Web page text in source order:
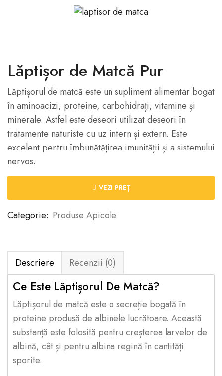
Lăptișor de Matcă Pur
Lăptișorul de matcă este un supliment alimentar bogat
în aminoacizi, proteine, carbohidrați, vitamine și
minerale. Astfel este deseori utilizat deseori în
tratamente naturiste cu uz intern și extern. Este
excelent pentru îmbunătățirea imunității și a sistemului
nervos.
VEZI PREȚ
Categorie: Produse Apicole
Descriere Recenzii (0)
Ce Este Lăptișorul De Matcă?
Lăptișorul de matcă este o secreție bogată în
proteine produsă de albinele lucrătoare. Această
substanță este folosită pentru creșterea larvelor de
albină, cât și pentru albina regină în cantități
sporite.